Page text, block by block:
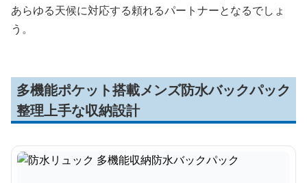
あらゆる天候に対応する頼れるパートナーとなるでしょ
う。
多機能ポケット搭載メンズ防水バックパック
整理上手な収納設計